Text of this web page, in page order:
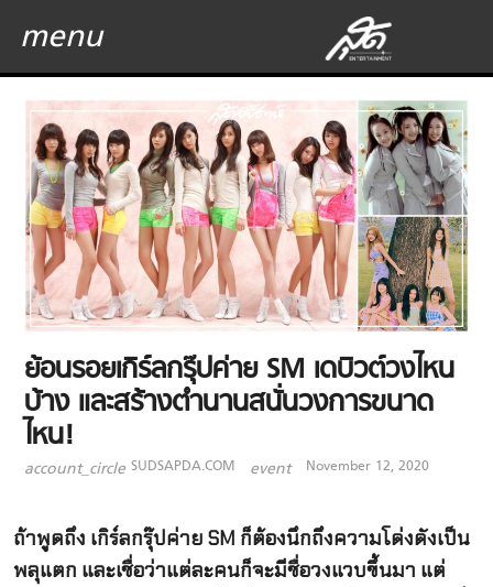
menu
ย้อนรอยเกิร์ลกรุ๊ปค่าย SM เดบิวต์วงไหน
บ้าง และสร้างตำนานสนั่นวงการขนาด
ไหน!
account_circle SUDSAPDA.COM event November 12, 2020
ถ้าพูดถึง เกิร์ลกรุ๊ปค่าย SM ก็ต้องนึกถึงความโด่งดังเป็น
พลุแตก และเชื่อว่าแต่ละคนก็จะมีชื่อวงแวบขึ้นมา แต่